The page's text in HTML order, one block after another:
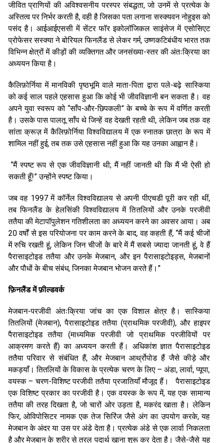
जीवित प्राणियों की अविश्वसनीय परस्पर संबद्धता, जो उनमें से प्रत्येक के
अस्तित्व पर निर्भर करती है, वही है जिसका पता लगाना सस्क्यवन नोहुइस को
पसंद है। आईआईएससी में सेंटर फॉर इकोलॉजिकल साइंसेज में एसोसिएट
प्रोफेसर सस्क्या ने बोरियल फिनलैंड से लेकर गर्म, उष्णकटिबंधीय भारत तक
विभिन्न क्षेत्रों में कीड़ों की व्यक्तिगत और जनसंख्या-स्तर की अंतःक्रिया का
अध्ययन किया है।
कैलिफ़ोर्निया में मानविकी पृष्ठभूमि वाले माता-पिता द्वारा पले-बढ़े सास्किया
को कई साल पहले एहसास हुआ कि कोई भी जीवविज्ञानी बन सकता है। वह
अपने युवा स्वरूप को “साँप-और-छिपकली” के बच्चे के रूप में वर्णित करती
है। उसके पास पालतू साँप थे जिन्हें वह देखती रहती थी, लेकिन जब तक वह
सांता क्रूज़ में कैलिफ़ोर्निया विश्वविद्यालय में एक स्नातक छात्रा के रूप में
शामिल नहीं हुई, तब तक उसे एहसास नहीं हुआ कि यह उनका आह्वान है।
“मैं स्पष्ट रूप से एक जीवविज्ञानी थी; मैं नहीं जानती थी कि मैं भी ऐसी हो
सकती हूँ!” उन्होंने स्पष्ट किया।
जब वह 1997 में कॉर्नेल विश्वविद्यालय से अपनी पीएचडी पूरी कर रही थीं,
तब फिनलैंड के हेलसिंकी विश्वविद्यालय में तितलियों और उनके परजीवी
ततैया की मेटापॉपुलेशन गतिशीलता का अध्ययन करने का अवसर आया। अब
20 वर्षों से इस परियोजना पर काम करने के बाद, वह कहती हैं, “मैं कई चीजों
में रुचि रखती हूं, लेकिन जिन चीजों के बारे में मैं सबसे ज्यादा जानती हूं, वे हैं
पैरासाइटोइड ततैया और उनके मेजबान, और इन पैरासाइटोइड्स, मेजबानों
और पौधों के बीच संबंध, जिनका मेजबान भोजन करते हैं।”
फ़िनलैंड में फ़ील्डवर्क
मेजबान-परजीवी अंतःक्रिया जांच का एक विशाल क्षेत्र है। सास्किया
तितलियों (मेजबान), पैरासाइटोइड ततैया (प्राथमिक परजीवी), और हाइपर
पैरासाइटोइड ततैया (माध्यमिक परजीवी जो प्राथमिक परजीवियों पर
आक्रमण करते हैं) का अध्ययन करती हैं। अधिकांश ज्ञात पैरासाइटोइड
ततैया परिवार से संबंधित हैं, और मेजबान आर्थ्रोपोड हैं जैसे कीड़े और
मकड़याँ। तितलियों के विकास के प्रत्येक चरण के लिए – अंडा, लार्वा, प्यूपा,
वयस्क – चरण-विशिष्ट परजीवी ततैया प्रजातियाँ मौजूद हैं। पैरासाइटोइड
एक विशिष्ट प्रकार का परजीवी है। एक वयस्क के रूप में, यह एक सामान्य
ततैया की तरह दिखता है, जो चारों ओर उड़ता है, मकरंद खाता है। लेकिन
फिर, ओविपोसिटर नामक एक तेज सिरिंज जैसे अंग का उपयोग करके, यह
मेजबान के अंदर या उस पर अंडे देता है। प्रत्येक अंडे से एक लार्वा निकलता
है और मेजबान के शरीर से तरल पदार्थ खाना शुरू कर देता है। जैसे-जैसे यह